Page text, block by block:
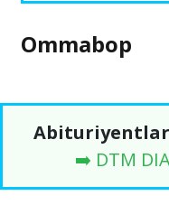
Ommabop
➡️ DTM